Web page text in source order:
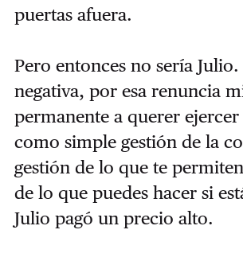
puertas afuera.
Pero entonces no sería
negativa, por esa renuncia
permanente a querer
como simple gestión de la
gestión de lo que te
de lo que puedes hacer si
Julio pagó un precio alto.